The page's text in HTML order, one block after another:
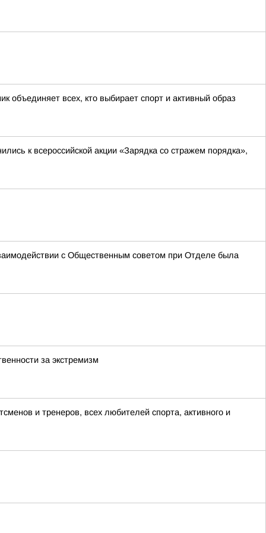
всех, кто выбирает спорт и активный образ
к всероссийской акции «Зарядка со стражем порядка»,
с Общественным советом при Отделе была
за экстремизм
и тренеров, всех любителей спорта, активного и